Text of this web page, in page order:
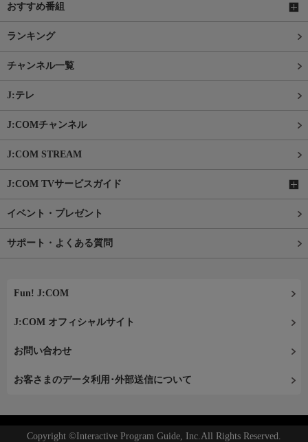
おすすめ番組
ランキング
チャンネル一覧
J:テレ
J:COMチャンネル
J:COM STREAM
J:COM TVサービスガイド
イベント・プレゼント
サポート・よくある質問
Fun! J:COM
J:COM オフィシャルサイト
お問い合わせ
お客さまのデータ利用･外部送信について
Copyright ©Interactive Program Guide, Inc.All Rights Reserved.